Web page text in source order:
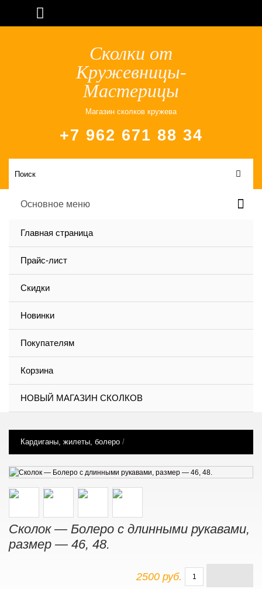
Сколки от
Кружевницы-
Мастерицы
Магазин сколков кружева
+7 962 671 88 34
Основное меню
Главная страница
Прайс-лист
Скидки
Новинки
Покупателям
Корзина
НОВЫЙ МАГАЗИН СКОЛКОВ
Кардиганы, жилеты, болеро /
Сколок — Болеро с длинными рукавами,
размер — 46, 48.
2500 руб.